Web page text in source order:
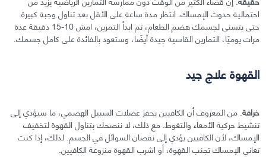
احتمالية حدوث الإمساك. انتظر مدة ساعة على الأقل بعد تناول وجبة كبيرة
حتى يتسنى لجسمك هضم الطعام، ثم ابدأ التمرين، امش 10-15 دقيقة عدة
مرات يوميًا، التمارين القاسية جيدة أيضًا، وستعود بالفائدة على كامل جسمك.
القهوة علاج جيد
خرافة. من المعروف أن الكافيين يحفز عضلات السبيل الهضمي، ما سيؤدي إلى
تنشيط حركية الأمعاء والتغوط. مع ذلك، لا ننصحك بتناول القهوة لتخفيف
الإمساك، لأن الكافيين يؤدي إلى نقصان السوائل في الجسم. لذلك، إذا كنت
تعاني الإمساك تجنب القهوة، أو اشرب القهوة منزوعة الكافيين.